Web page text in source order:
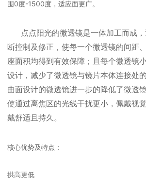
围0度-1500度，适应面更广。
点点阳光的微透镜是一体加工而成
断控制及修正，使每一个微透镜的间距
座面积均得到有效保障；且每个微透镜
设计，减少了微透镜与镜片本体连接处
曲面设计的微透镜进一步的降低了微透
使通过离焦区的光线干扰更小，佩戴视
戴舒适且持久。
核心优势及特点：
拱高更低